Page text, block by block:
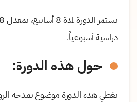
تستمر الدورة لمدة 8 أسابيع، بمعدل
دراسية أسبوعياً.
حول هذه الدورة:
تغطي هذه الدورة موضوع نمذجة